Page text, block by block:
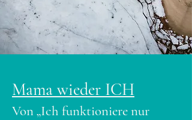
Mama wieder ICH
Von „Ich funktioniere nur